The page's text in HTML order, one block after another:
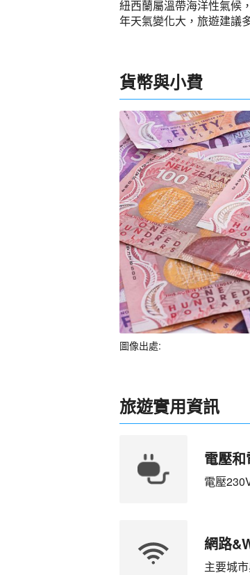
紐西蘭屬溫帶海洋性氣候
年天氣變化大，旅遊建議
貨幣與小費
圖像出處:
旅遊實用資訊
電壓
電壓
網路
主要城